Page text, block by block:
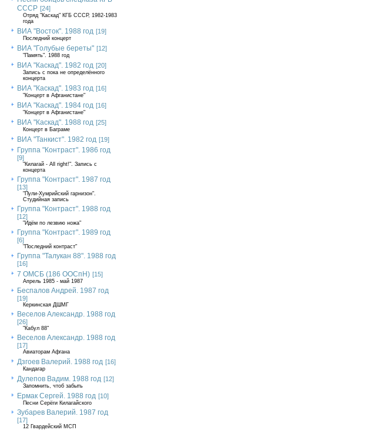
СССР [24]
Отряд "Каскад" КГБ СССР, 1982-1983
года
ВИА "Восток". 1988 год [19]
Последний концерт
ВИА "Голубые береты" [12]
"Память". 1988 год
ВИА "Каскад". 1982 год [20]
Запись с пока не определённого
концерта
ВИА "Каскад". 1983 год [16]
"Концерт в Афганистане"
ВИА "Каскад". 1984 год [16]
"Концерт в Афганистане"
ВИА "Каскад". 1988 год [25]
Концерт в Баграме
ВИА "Танкист". 1982 год [19]
Группа "Контраст". 1986 год
[9]
"Килагай - All right!". Запись с
концерта
Группа "Контраст". 1987 год
[13]
"Пули-Хумрийский гарнизон".
Студийная запись
Группа "Контраст". 1988 год
[12]
"Идём по лезвию ножа"
Группа "Контраст". 1989 год
[6]
"Последний контраст"
Группа "Талукан 88". 1988 год
[16]
7 ОМСБ (186 ООСпН) [15]
Апрель 1985 - май 1987
Беспалов Андрей. 1987 год
[19]
Керкинская ДШМГ
Веселов Александр. 1988 год
[26]
"Кабул 88"
Веселов Александр. 1988 год
[17]
Авиаторам Афгана
Дзгоев Валерий. 1988 год [16]
Кандагар
Дулепов Вадим. 1988 год [12]
Запомнить, чтоб забыть
Ермак Сергей. 1988 год [10]
Песни Серёги Килагайского
Зубарев Валерий. 1987 год
[17]
12 Гвардейский МСП